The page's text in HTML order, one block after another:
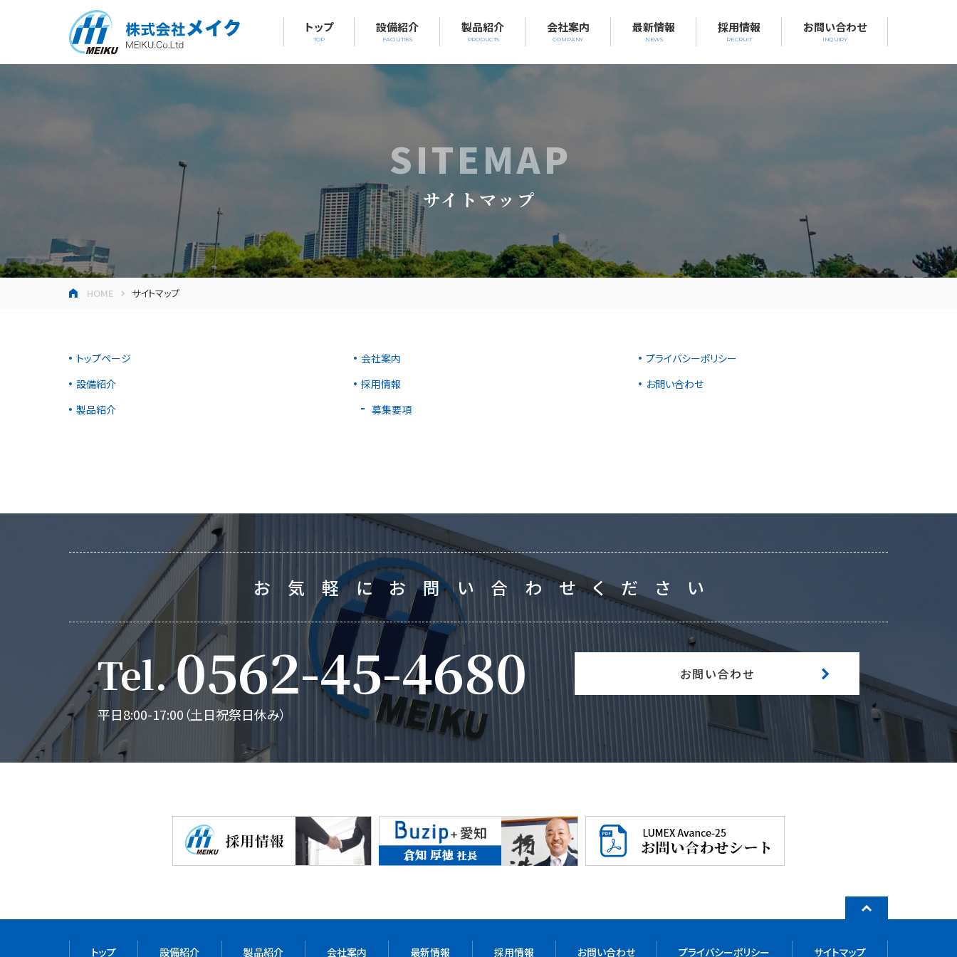
トップ
TOP
設備紹介
FACILITIES
製品紹介
PRODUCTS
会社案内
COMPANY
最新情報
NEWS
採用情報
RECRUIT
お問い合わせ
INQUIRY
SITEMAP
サイトマップ
HOME サイトマップ
トップページ
設備紹介
製品紹介
会社案内
採用情報
募集要項
プライバシーポリシー
お問い合わせ
お気軽にお問い合わせください
Tel 0562-45-4680
平日8:00-17:00（土日祝祭日休み）
お問い合わせ
トップ 設備紹介 製品紹介 会社案内 最新情報 採用情報 お問い合わせ プライバシーポリシー サイトマップ